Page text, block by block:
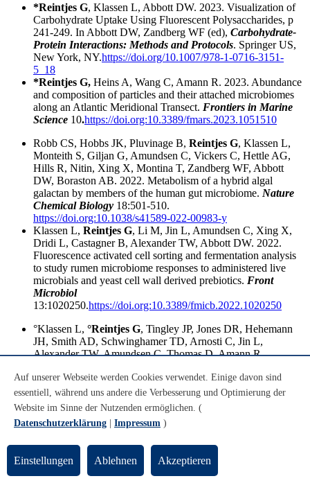
*Reintjes G, Klassen L, Abbott DW. 2023. Visualization of
Carbohydrate Uptake Using Fluorescent Polysaccharides, p
241-249. In Abbott DW, Zandberg WF (ed), Carbohydrate-
Protein Interactions: Methods and Protocols. Springer US,
New York, NY.https://doi.org/10.1007/978-1-0716-3151-
5_18
*Reintjes G, Heins A, Wang C, Amann R. 2023. Abundance
and composition of particles and their attached microbiomes
along an Atlantic Meridional Transect. Frontiers in Marine
Science 10.https://doi.org:10.3389/fmars.2023.1051510
Robb CS, Hobbs JK, Pluvinage B, Reintjes G, Klassen L,
Monteith S, Giljan G, Amundsen C, Vickers C, Hettle AG,
Hills R, Nitin, Xing X, Montina T, Zandberg WF, Abbott
DW, Boraston AB. 2022. Metabolism of a hybrid algal
galactan by members of the human gut microbiome. Nature
Chemical Biology 18:501-510.
https://doi.org:10.1038/s41589-022-00983-y
Klassen L, Reintjes G, Li M, Jin L, Amundsen C, Xing X,
Dridi L, Castagner B, Alexander TW, Abbott DW. 2022.
Fluorescence activated cell sorting and fermentation analysis
to study rumen microbiome responses to administered live
microbials and yeast cell wall derived prebiotics. Front
Microbiol
13:1020250.https://doi.org:10.3389/fmicb.2022.1020250
°Klassen L, °Reintjes G, Tingley JP, Jones DR, Hehemann
JH, Smith AD, Schwinghamer TD, Arnosti C, Jin L,
Alexander TW, Amundsen C, Thomas D, Amann R,
glycan uptake to elucidate strain-level variability in foraging
behaviors of rumen bacteria.Microbiome9:23.
https://www.ncbi.nlm.nih.gov/pubmed/33482928
Klassen L, Xing X, Tingley JP, Low KE, King ML,
at a Functional Level.Frontiers in Microbiology
https://www.frontiersin.org/article/10.3389/fmicb.2021.632684
Auf unserer Webseite werden Cookies verwendet. Einige davon sind
essentiell, während uns andere die Verbesserung und Optimierung der
Website im Sinne der Nutzenden ermöglichen. (
Datenschutzerklärung
Impressum )
Einstellungen Ablehnen Akzeptieren